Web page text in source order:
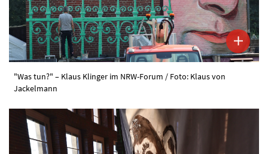
"Was tun?" – Klaus Klinger im NRW-Forum / Foto: Klaus von
Jackelmann